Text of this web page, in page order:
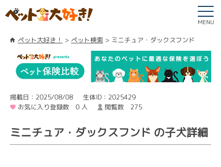
MENU
ペット大好き！ ペット検索 ミニチュア・ダックスフンド
掲載日：2025/08/08
生体ID：2025429
お気に入り登録数 0 人
閲覧数 275
ミニチュア・ダックスフンド の子犬詳細